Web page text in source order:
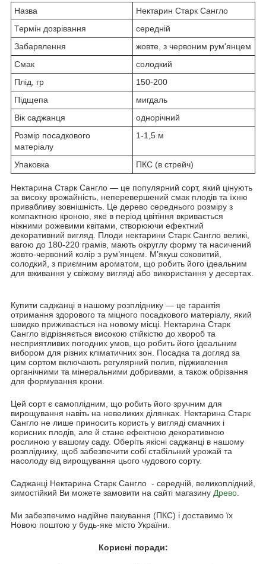
Назва
Нектарин Старк Сангло
Термін дозрівання
середній
Забарвлення
жовте, з червоним рум'янцем
Смак
солодкий
Плід, гр
150-200
Підщепа
мигдаль
Вік саджанця
однорічний
Розмір посадкового
матеріалу
1-1,5 м
Упаковка ПКС (в стрейч)
Нектарина Старк Сангло — це популярний сорт, який цінують
за високу врожайність, неперевершений смак плодів та їхню
привабливу зовнішність. Це дерево середнього розміру з
компактною кроною, яке в період цвітіння вкривається
ніжними рожевими квітами, створюючи ефектний
декоративний вигляд. Плоди нектарини Старк Сангло великі,
вагою до 180-220 грамів, мають округлу форму та насичений
жовто-червоний колір з рум’янцем. М’якуш соковитий,
солодкий, з приємним ароматом, що робить його ідеальним
для вживання у свіжому вигляді або використання у десертах.
Купити саджанці в нашому розпліднику — це гарантія
отримання здорового та міцного посадкового матеріалу, який
швидко приживається на новому місці. Нектарина Старк
Сангло відрізняється високою стійкістю до хвороб та
несприятливих погодних умов, що робить його ідеальним
вибором для різних кліматичних зон. Посадка та догляд за
цим сортом включають регулярний полив, підживлення
органічними та мінеральними добривами, а також обрізання
для формування крони.
Цей сорт є самоплідним, що робить його зручним для
вирощування навіть на невеликих ділянках. Нектарина Старк
Сангло не лише приносить користь у вигляді смачних і
корисних плодів, але й стане ефектною декоративною
рослиною у вашому саду. Оберіть якісні саджанці в нашому
розпліднику, щоб забезпечити собі стабільний урожай та
насолоду від вирощування цього чудового сорту.
Саджанці Нектарина Старк Сангло - середній, великоплідний,
зимостійкий Ви можете замовити на сайті магазину Древо.
Ми забезпечимо надійне пакування (ПКС) і доставимо їх
Новою поштою у будь-яке місто України.
Корисні поради: